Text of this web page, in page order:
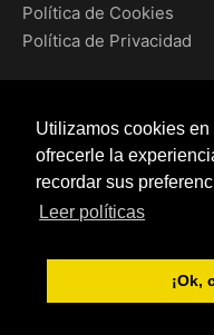
Utilizamos cookies
ofrecerle la
recordar sus
Leer políticas
¡Ok,
Política de Cookies
Política de Privacidad
Inicio
Blog
Tienda
© 2026 Material para